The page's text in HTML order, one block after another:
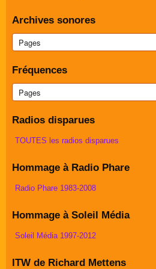
Archives sonores
Fréquences
Radios disparues
TOUTES les radios disparues
Hommage à Radio Phare
Radio Phare 1983-2008
Hommage à Soleil Média
Soleil Média 1997-2012
ITW de Richard Mettens